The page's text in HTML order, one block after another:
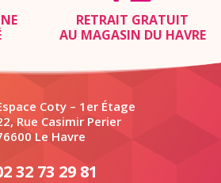
RETRAIT GRATUIT
AU MAGASIN DU HAVRE
Coty – 1er Étage
Rue Casimir Perier
Le Havre
32 73 29 81